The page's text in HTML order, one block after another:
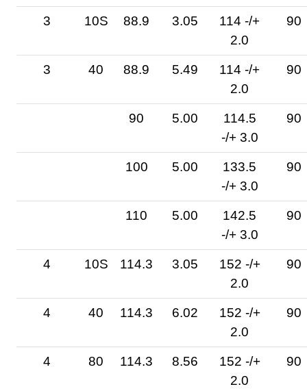
3 10S 88.9 3.05
114 -/+
2.0
90
3 40 88.9 5.49
114 -/+
2.0
90
90 5.00
114.5
-/+ 3.0
90
100 5.00
133.5
-/+ 3.0
90
110 5.00
142.5
-/+ 3.0
90
4 10S 114.3 3.05
152 -/+
2.0
90
4 40 114.3 6.02
152 -/+
2.0
90
4 80 114.3 8.56
152 -/+
2.0
90